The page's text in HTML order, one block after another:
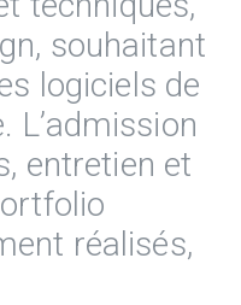
souhaitant
logiciels de
L’admission
entretien et
réalisés,